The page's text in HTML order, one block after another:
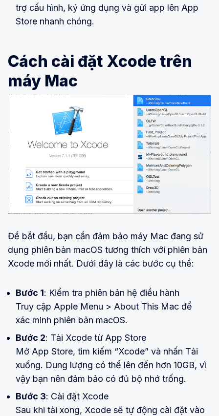
trợ cấu hình, ký ứng dụng và gửi app lên App
Store nhanh chóng.
Cách cài đặt Xcode trên
máy Mac
Để bắt đầu, bạn cần đảm bảo máy Mac đang sử
dụng phiên bản macOS tương thích với phiên bản
Xcode mới nhất. Dưới đây là các bước cụ thể:
Bước 1: Kiểm tra phiên bản hệ điều hành
Truy cập Apple Menu > About This Mac để
xác minh phiên bản macOS.
Bước 2: Tải Xcode từ App Store
Mở App Store, tìm kiếm “Xcode” và nhấn Tải
xuống. Dung lượng có thể lên đến hơn 10GB, vì
vậy bạn nên đảm bảo có đủ bộ nhớ trống.
Bước 3: Cài đặt Xcode
Sau khi tải xong, Xcode sẽ tự động cài đặt vào